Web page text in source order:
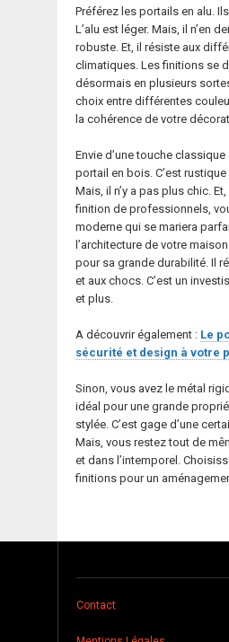
Préférez les portails en alu.
L’alu est léger. Mais, il n’en
robuste. Et, il résiste aux
climatiques. Les finitions se
désormais en plusieurs
choix entre différentes
la cohérence de votre
Envie d’une touche classique
portail en bois. C’est
Mais, il n’y a pas plus chic.
finition de professionnels,
moderne qui se mariera
l’architecture de votre
pour sa grande durabilité. Il
et aux chocs. C’est un
et plus.
A découvrir également : Le
sécurité et design à votre
Sinon, vous avez le métal
idéal pour une grande
stylée. C’est gage d’une
Mais, vous restez tout de
et dans l’intemporel.
finitions pour un
Contact